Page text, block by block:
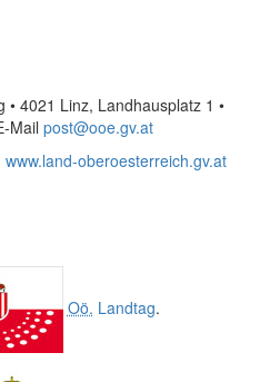
4021 Linz, Landhausplatz 1 •
Mail post@ooe.gv.at
www.land-oberoesterreich.gv.at
Oö. Landtag.